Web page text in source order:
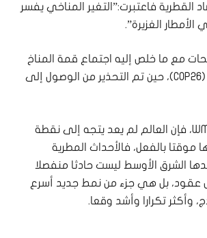
القطرية فاعتبرت:”التغير المناخي يفسر
الأمطار الغزيرة”.
مع ما خلص إليه اجتماع قمة المناخ
في غلاسكو 2021 (COP26)، حين تم التحذير من الوصول إلى
واليوم، وبحسب WMO، فإن العالم لم يعد يتجه إلى نقطة
موقتا بالفعل، فالأحداث المطرية
الشرق الأوسط ليست حادثا منفصلا
عقود، بل هي جزء من نمط جديد أسرع
وأكثر تكرارا وأشد وقعا.